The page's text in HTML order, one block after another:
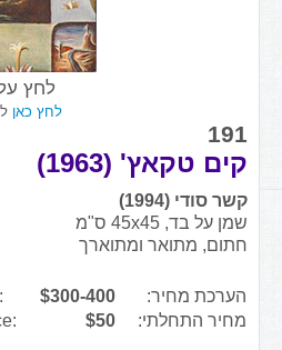
לחץ
לחץ כאן
191
קים טקאץ' (1963)
קשר סודי (1994)
שמן על בד, 45x45 ס"מ
חתום, מתואר ומתוארך
הערכת מחיר: $300-400
מחיר התחלתי:
$50